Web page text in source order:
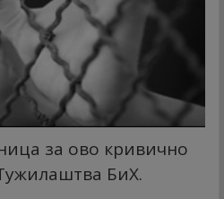
за ово кривично
БиХ.